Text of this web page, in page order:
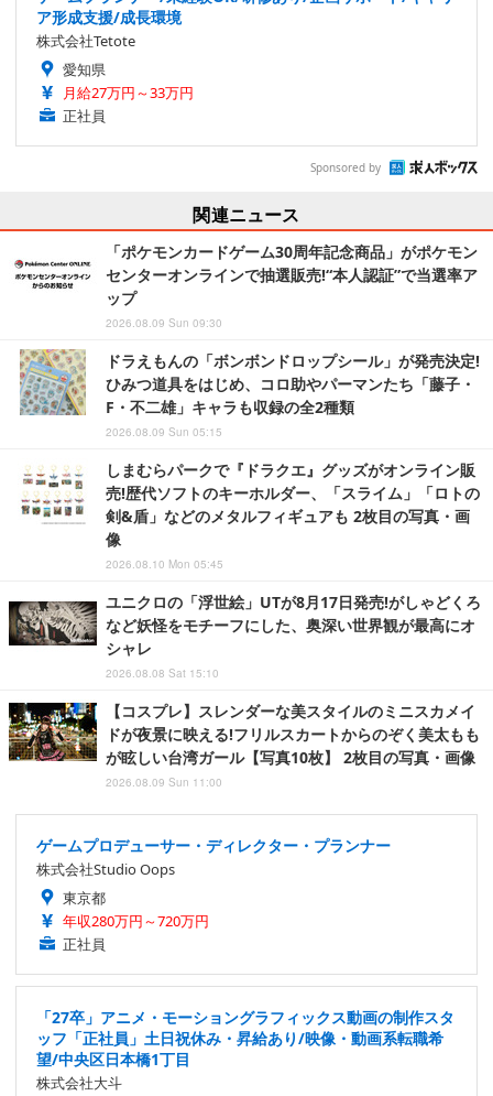
ア形成支援/成長環境
株式会社Tetote
愛知県
月給27万円～33万円
正社員
Sponsored by
関連ニュース
「ポケモンカードゲーム30周年記念商品」がポケモン
センターオンラインで抽選販売!“本人認証”で当選率ア
ップ
2026.08.09 Sun 09:30
ドラえもんの「ボンボンドロップシール」が発売決定!
ひみつ道具をはじめ、コロ助やパーマンたち「藤子・
F・不二雄」キャラも収録の全2種類
2026.08.09 Sun 05:15
しまむらパークで『ドラクエ』グッズがオンライン販
売!歴代ソフトのキーホルダー、「スライム」「ロトの
剣&盾」などのメタルフィギュアも 2枚目の写真・画
像
2026.08.10 Mon 05:45
ユニクロの「浮世絵」UTが8月17日発売!がしゃどくろ
など妖怪をモチーフにした、奥深い世界観が最高にオ
シャレ
2026.08.08 Sat 15:10
【コスプレ】スレンダーな美スタイルのミニスカメイ
ドが夜景に映える!フリルスカートからのぞく美太もも
が眩しい台湾ガール【写真10枚】 2枚目の写真・画像
2026.08.09 Sun 11:00
ゲームプロデューサー・ディレクター・プランナー
株式会社Studio Oops
東京都
年収280万円～720万円
正社員
「27卒」アニメ・モーショングラフィックス動画の制作スタ
ッフ「正社員」土日祝休み・昇給あり/映像・動画系転職希
望/中央区日本橋1丁目
株式会社大斗